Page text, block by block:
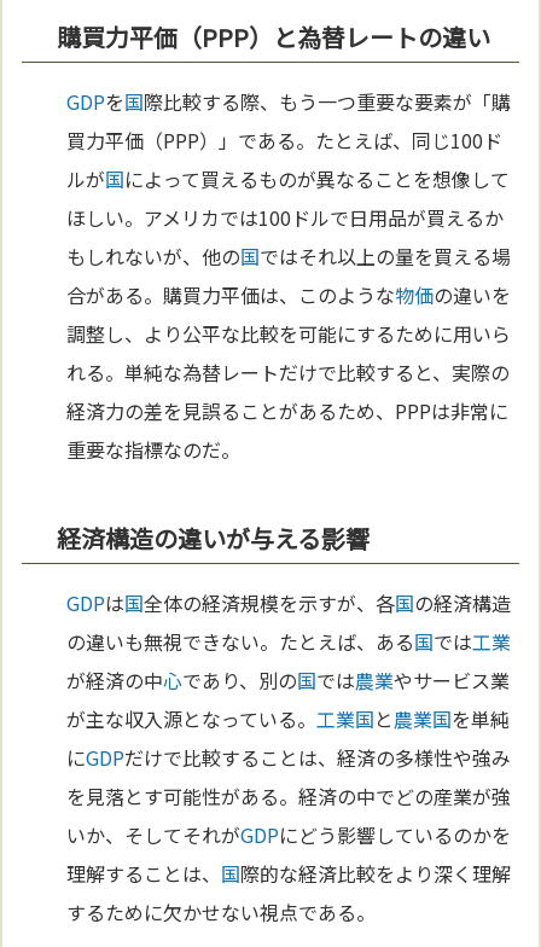
購買力平価（PPP）と為替レートの違い
GDPを国際比較する際、もう一つ重要な要素が「購
買力平価（PPP）」である。たとえば、同じ100ド
ルが国によって買えるものが異なることを想像して
ほしい。アメリカでは100ドルで日用品が買えるか
もしれないが、他の国ではそれ以上の量を買える場
合がある。購買力平価は、このような物価の違いを
調整し、より公平な比較を可能にするために用いら
れる。単純な為替レートだけで比較すると、実際の
経済力の差を見誤ることがあるため、PPPは非常に
重要な指標なのだ。
経済構造の違いが与える影響
GDPは国全体の経済規模を示すが、各国の経済構造
の違いも無視できない。たとえば、ある国では工業
が経済の中心であり、別の国では農業やサービス業
が主な収入源となっている。工業国と農業国を単純
にGDPだけで比較することは、経済の多様性や強み
を見落とす可能性がある。経済の中でどの産業が強
いか、そしてそれがGDPにどう影響しているのかを
理解することは、 国際的な経済比較をより深く理解
するために欠かせない視点である。